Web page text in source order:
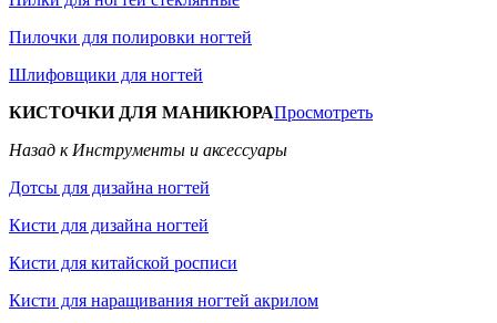
Пилочки для полировки ногтей
Шлифовщики для ногтей
КИСТОЧКИ ДЛЯ МАНИКЮРАПросмотреть
Назад к Инструменты и аксессуары
Дотсы для дизайна ногтей
Кисти для дизайна ногтей
Кисти для китайской росписи
Кисти для наращивания ногтей акрилом